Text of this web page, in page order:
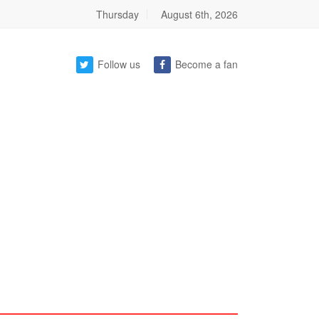
Thursday August 6th, 2026
Follow us Become a fan